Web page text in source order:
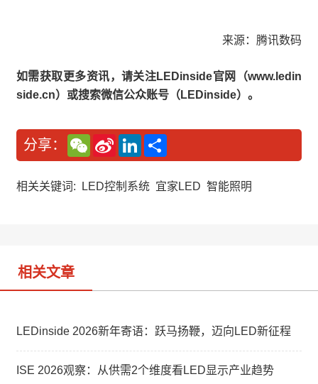
来源：腾讯数码
如需获取更多资讯，请关注LEDinside官网（www.ledin
side.cn）或搜索微信公众账号（LEDinside）。
分享：
W
e
C
a
S
n
W
L
n
e
相关关键词: LED控制系统 宜家LED 智能照明
相关文章
LEDinside 2026新年寄语：跃马扬鞭，迈向LED新征程
ISE 2026观察：从供需2个维度看LED显示产业趋势